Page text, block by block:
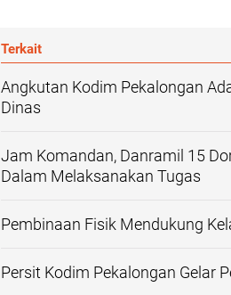
Terkait
Angkutan Kodim Pekalongan
Dinas
Jam Komandan, Danramil 15
Dalam Melaksanakan Tugas
Pembinaan Fisik Mendukung
Persit Kodim Pekalongan Gelar